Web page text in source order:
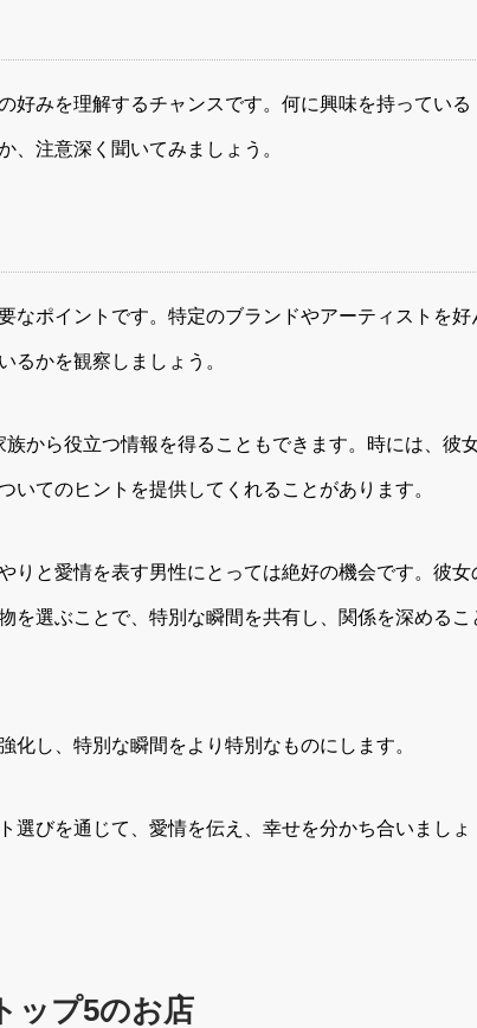
好みを理解するチャンスです。何に興味を持っている
、注意深く聞いてみましょう。
なポイントです。特定のブランドやアーティストを好
るかを観察しましょう。
から役立つ情報を得ることもできます。時には、彼
いてのヒントを提供してくれることがあります。
りと愛情を表す男性にとっては絶好の機会です。彼女
を選ぶことで、特別な瞬間を共有し、関係を深めるこ
化し、特別な瞬間をより特別なものにします。
選びを通じて、愛情を伝え、幸せを分かち合いましょ
トップ5のお店